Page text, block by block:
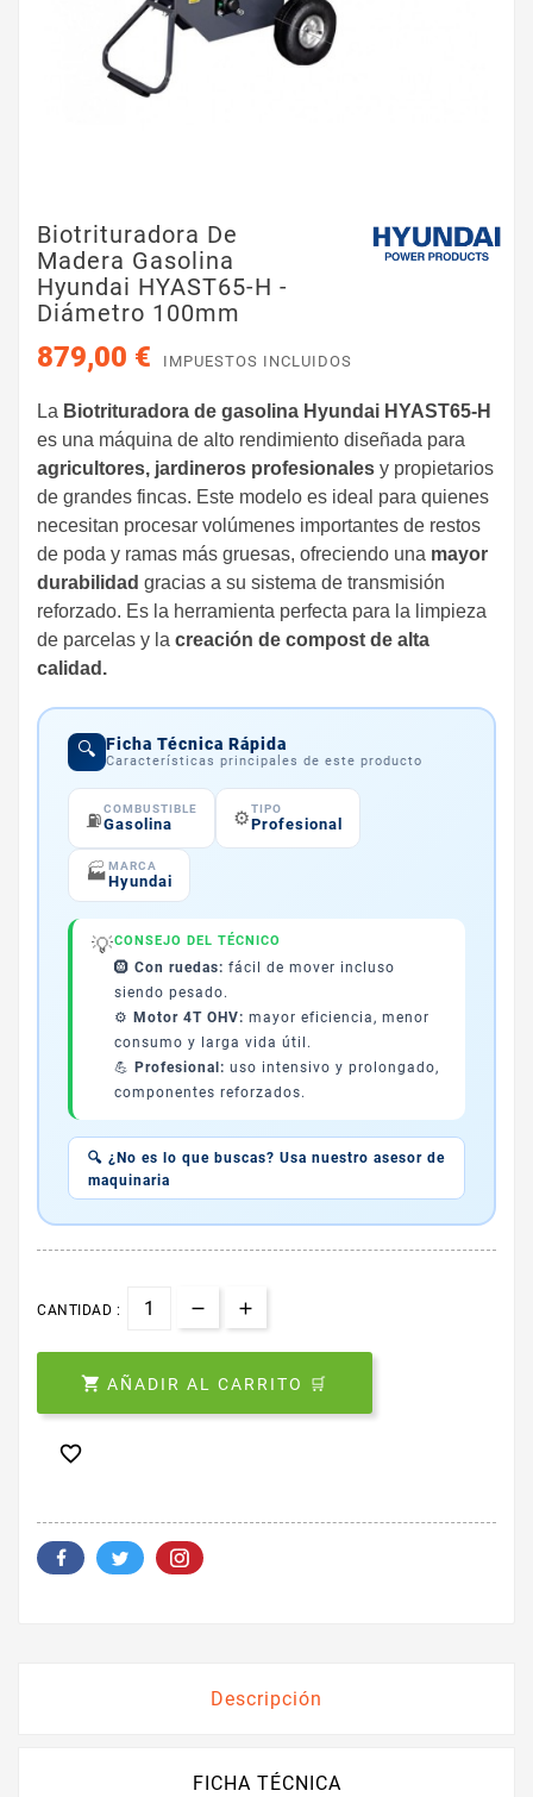
Biotrituradora De
Madera Gasolina
Hyundai HYAST65-H -
Diámetro 100mm
879,00 € IMPUESTOS INCLUIDOS
La Biotrituradora de gasolina Hyundai HYAST65-H
es una máquina de alto rendimiento diseñada para
agricultores, jardineros profesionales y propietarios
de grandes fincas. Este modelo es ideal para quienes
necesitan procesar volúmenes importantes de restos
de poda y ramas más gruesas, ofreciendo una mayor
durabilidad gracias a su sistema de transmisión
reforzado. Es la herramienta perfecta para la limpieza
de parcelas y la creación de compost de alta
calidad.
🔍 Ficha Técnica Rápida
Características principales de este producto
⛽COMBUSTIBLE
Gasolina ⚙️TIPO
Profesional
🏭MARCA
Hyundai
💡CONSEJO DEL TÉCNICO
🛞 Con ruedas: fácil de mover incluso
siendo pesado.
⚙️ Motor 4T OHV: mayor eficiencia, menor
consumo y larga vida útil.
💪 Profesional: uso intensivo y prolongado,
componentes reforzados.
🔍 ¿No es lo que buscas? Usa nuestro asesor de
maquinaria
CANTIDAD :
 AÑADIR AL CARRITO 🛒

Descripción
FICHA TÉCNICA